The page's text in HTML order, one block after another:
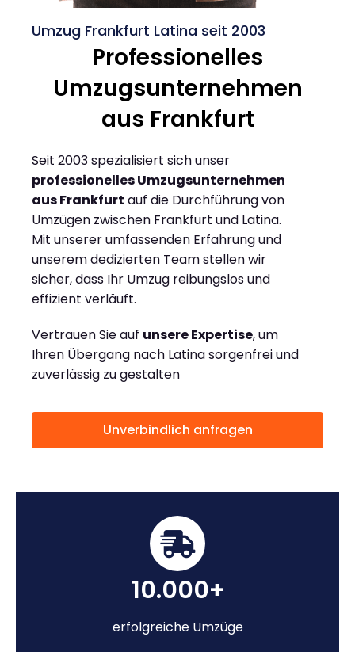
Umzug Frankfurt Latina seit 2003
Professionelles
Umzugsunternehmen
aus Frankfurt
Seit 2003 spezialisiert sich unser
professionelles Umzugsunternehmen
aus Frankfurt auf die Durchführung von
Umzügen zwischen Frankfurt und Latina.
Mit unserer umfassenden Erfahrung und
unserem dedizierten Team stellen wir
sicher, dass Ihr Umzug reibungslos und
effizient verläuft.
Vertrauen Sie auf unsere Expertise, um
Ihren Übergang nach Latina sorgenfrei und
zuverlässig zu gestalten
Unverbindlich anfragen
10.000+
erfolgreiche Umzüge